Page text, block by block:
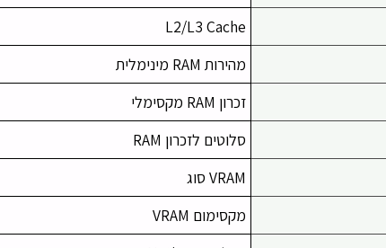
L2/L3 Cache
מהירות RAM מינימלית
זכרון RAM מקסימלי
סלוטים לזכרון RAM
VRAM סוג
מקסימום VRAM